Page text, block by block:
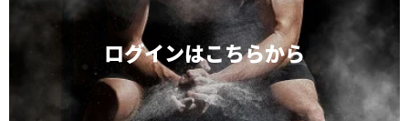
ログインはこちらから